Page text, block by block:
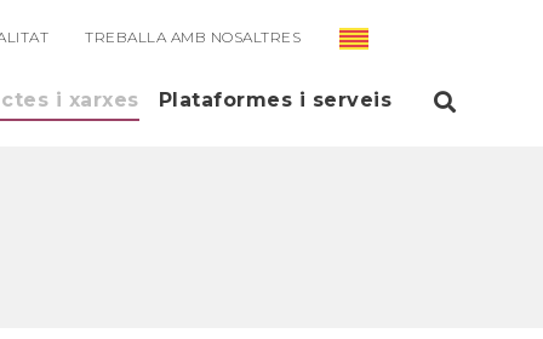
i xarxes Plataformes i serveis
TREBALLA AMB NOSALTRES